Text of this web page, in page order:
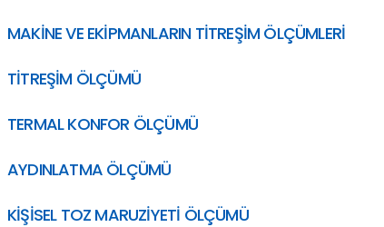
MAKİNE VE EKİPMANLARIN TİTREŞİM ÖLÇÜMLERİ
TİTREŞİM ÖLÇÜMÜ
TERMAL KONFOR ÖLÇÜMÜ
AYDINLATMA ÖLÇÜMÜ
KİŞİSEL TOZ MARUZİYETİ ÖLÇÜMÜ